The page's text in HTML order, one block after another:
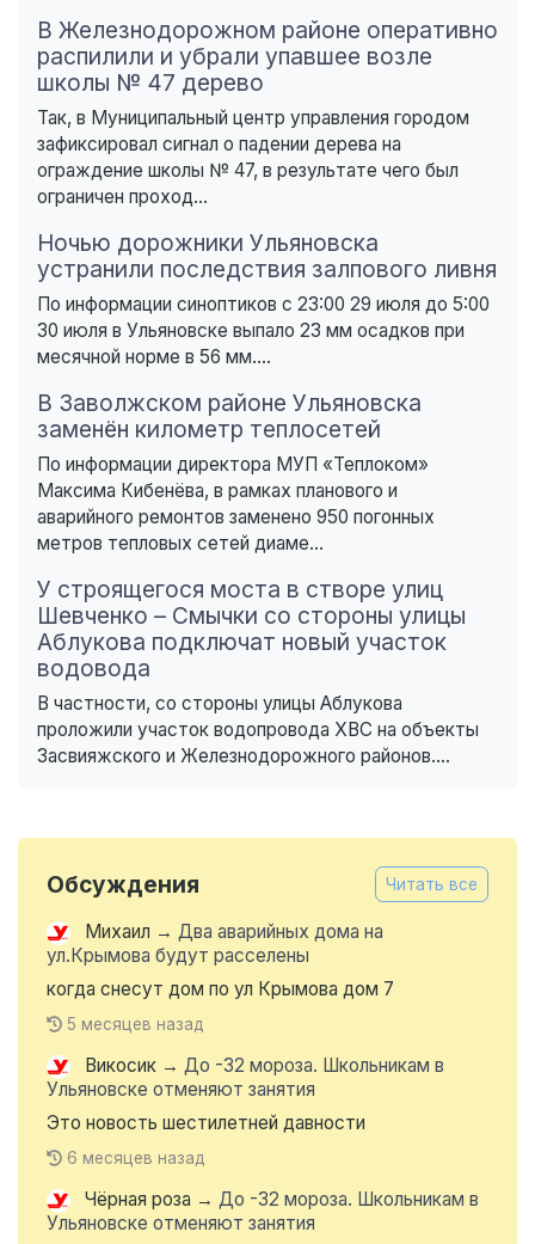
В Железнодорожном районе оперативно
распилили и убрали упавшее возле
школы № 47 дерево
Так, в Муниципальный центр управления городом
зафиксировал сигнал о падении дерева на
ограждение школы № 47, в результате чего был
ограничен проход...
Ночью дорожники Ульяновска
устранили последствия залпового ливня
По информации синоптиков с 23:00 29 июля до 5:00
30 июля в Ульяновске выпало 23 мм осадков при
месячной норме в 56 мм....
В Заволжском районе Ульяновска
заменён километр теплосетей
По информации директора МУП «Теплоком»
Максима Кибенёва, в рамках планового и
аварийного ремонтов заменено 950 погонных
метров тепловых сетей диаме...
У строящегося моста в створе улиц
Шевченко – Смычки со стороны улицы
Аблукова подключат новый участок
водовода
В частности, со стороны улицы Аблукова
проложили участок водопровода ХВС на объекты
Засвияжского и Железнодорожного районов....
Обсуждения Читать все
Михаил → Два аварийных дома на
ул.Крымова будут расселены
когда снесут дом по ул Крымова дом 7
5 месяцев назад
Викосик → До -32 мороза. Школьникам в
Ульяновске отменяют занятия
Это новость шестилетней давности
6 месяцев назад
Чёрная роза → До -32 мороза. Школьникам в
Ульяновске отменяют занятия